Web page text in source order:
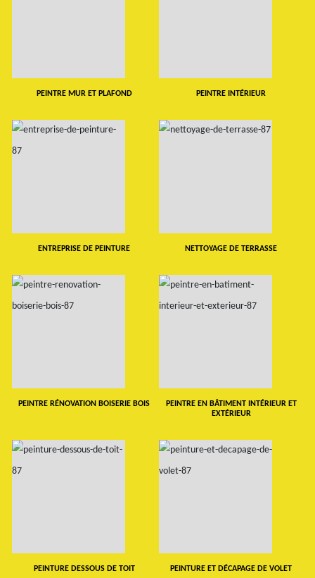
PEINTRE MUR ET PLAFOND PEINTRE INTÉRIEUR
ENTREPRISE DE PEINTURE NETTOYAGE DE TERRASSE
PEINTRE RÉNOVATION BOISERIE BOIS
PEINTRE EN BÂTIMENT INTÉRIEUR ET
EXTÉRIEUR
PEINTURE DESSOUS DE TOIT PEINTURE ET DÉCAPAGE DE VOLET